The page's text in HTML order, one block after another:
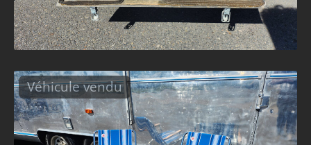
Véhicule vendu